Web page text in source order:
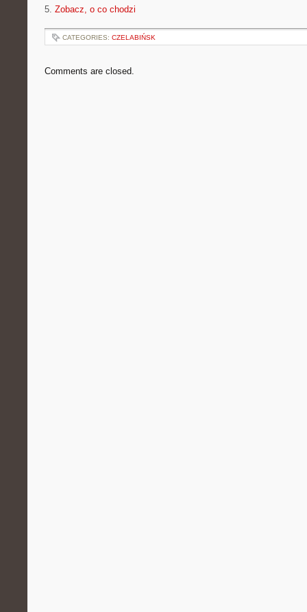
5. Zobacz, o co chodzi
CATEGORIES: CZELABIŃSK
Comments are closed.